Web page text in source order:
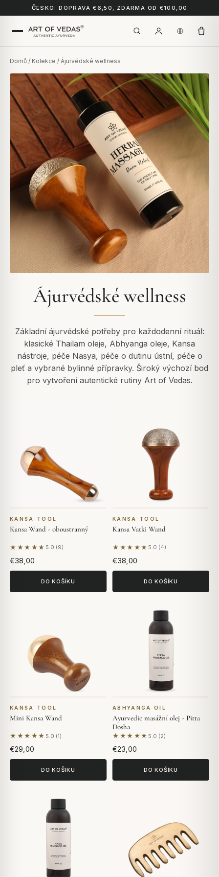
ČESKO: DOPRAVA €6,50, ZDARMA OD €100,00
Domů / Kolekce / Ájurvédské wellness
Ájurvédské wellness
Základní ájurvédské potřeby pro každodenní rituál:
klasické Thailam oleje, Abhyanga oleje, Kansa
nástroje, péče Nasya, péče o dutinu ústní, péče o
pleť a vybrané bylinné přípravky. Široký výchozí bod
pro vytvoření autentické rutiny Art of Vedas.
KANSA TOOL
Kansa Wand - oboustranný
★★★★★ 5.0 (9)
Na základě 9 hodnocení
€38,00
DO KOŠÍKU
KANSA TOOL
Kansa Vatki Wand
★★★★★ 5.0 (4)
Na základě 4 hodnocení
€38,00
DO KOŠÍKU
KANSA TOOL
Mini Kansa Wand
★★★★★ 5.0 (1)
Na základě 1 hodnocení
€29,00
DO KOŠÍKU
ABHYANGA OIL
Ayurvedic masážní olej - Pitta
Dosha
★★★★★ 5.0 (2)
Na základě 2 hodnocení
€23,00
DO KOŠÍKU